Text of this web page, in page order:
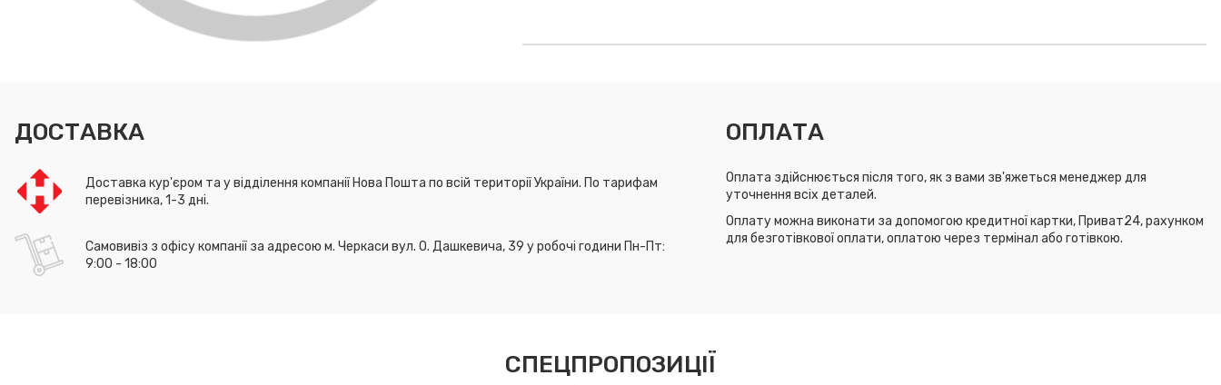
ДОСТАВКА
Доставка кур'єром та у відділення компанії Нова Пошта по всій території України. По тарифам
перевізника, 1-3 дні.
Самовивіз з офісу компанії за адресою м. Черкаси вул. О. Дашкевича, 39 у робочі години Пн-Пт:
9:00 - 18:00
ОПЛАТА
Оплата здійснюється після того, як з вами зв'яжеться менеджер для
уточнення всіх деталей.
Оплату можна виконати за допомогою кредитної картки, Приват24, рахунком
для безготівкової оплати, оплатою через термінал або готівкою.
СПЕЦПРОПОЗИЦІЇ